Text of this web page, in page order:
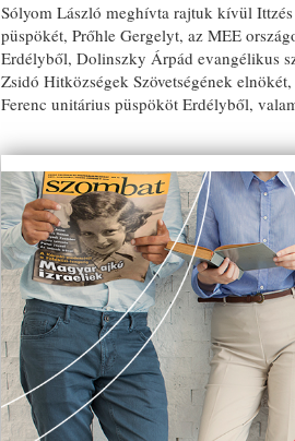
Sólyom László meghívta rajtuk kívül
püspökét, Prőhle Gergelyt, az MEE
Erdélyből, Dolinszky Árpád evangélikus
Zsidó Hitközségek Szövetségének
Ferenc unitárius püspököt Erdélyből,